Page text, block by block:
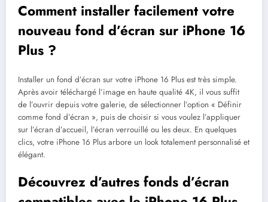
Comment installer facilement votre
nouveau fond d’écran sur iPhone 16
Plus ?
Installer un fond d’écran sur votre iPhone 16 Plus est très simple.
Après avoir téléchargé l’image en haute qualité 4K, il vous suffit
de l’ouvrir depuis votre galerie, de sélectionner l’option « Définir
comme fond d’écran », puis de choisir si vous voulez l’appliquer
sur l’écran d’accueil, l’écran verrouillé ou les deux. En quelques
clics, votre iPhone 16 Plus arbore un look totalement personnalisé et
élégant.
Découvrez d’autres fonds d’écran